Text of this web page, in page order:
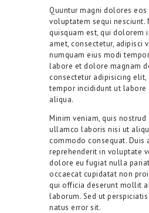
Quuntur magni dolores
voluptatem sequi nesciunt.
quisquam est, qui dolorem
amet, consectetur, adipisci
numquam eius modi
labore et dolore magnam
consectetur adipisicing elit,
tempor incididunt ut labore
aliqua.
Minim veniam, quis
ullamco laboris nisi ut
commodo consequat. Duis
reprehenderit in voluptate
dolore eu fugiat nulla
occaecat cupidatat non
qui officia deserunt mollit
laborum. Sed ut
natus error sit.